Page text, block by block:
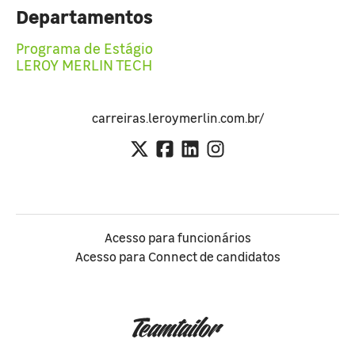
Departamentos
Programa de Estágio
LEROY MERLIN TECH
carreiras.leroymerlin.com.br/
Acesso para funcionários
Acesso para Connect de candidatos